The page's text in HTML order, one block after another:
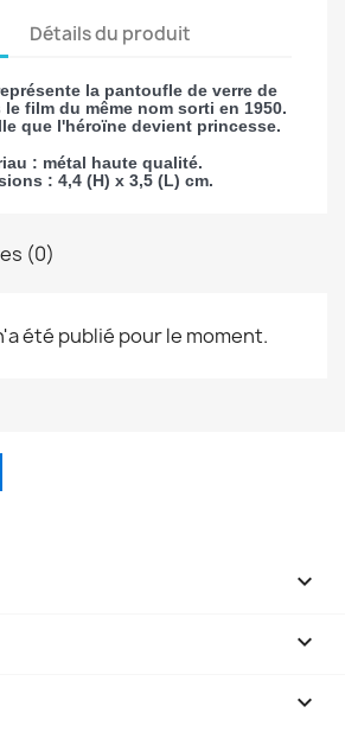
Détails du produit
la pantoufle de verre de
film du même nom sorti en 1950.
que l'héroïne devient princesse.
: métal haute qualité.
: 4,4 (H) x 3,5 (L) cm.
(0)
été publié pour le moment.


